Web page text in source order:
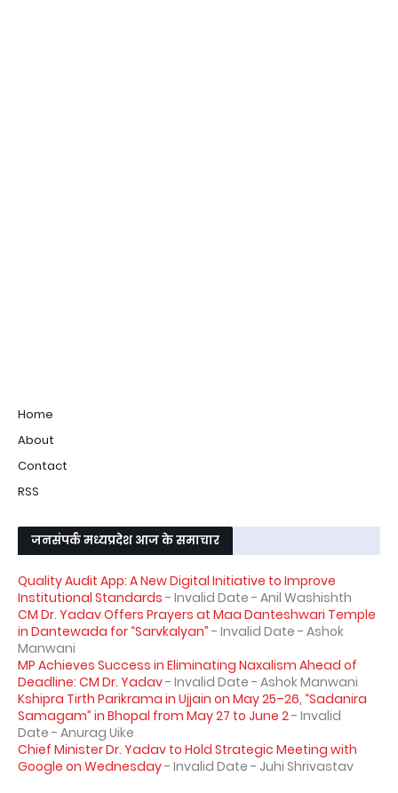
Home
About
Contact
RSS
जनसंपर्क मध्यप्रदेश आज के समाचार
Quality Audit App: A New Digital Initiative to Improve
Institutional Standards - Invalid Date - Anil Washishth
CM Dr. Yadav Offers Prayers at Maa Danteshwari Temple
in Dantewada for “Sarvkalyan” - Invalid Date - Ashok
Manwani
MP Achieves Success in Eliminating Naxalism Ahead of
Deadline: CM Dr. Yadav- Invalid Date - Ashok Manwani
Kshipra Tirth Parikrama in Ujjain on May 25–26, “Sadanira
Samagam” in Bhopal from May 27 to June 2- Invalid
Date - Anurag Uike
Chief Minister Dr. Yadav to Hold Strategic Meeting with
Google on Wednesday- Invalid Date - Juhi Shrivastav